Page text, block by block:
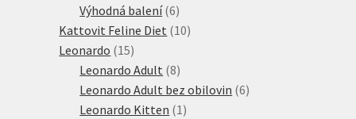
Výhodná balení 66
produktů
Kattovit Feline Diet 1010
Leonardo 1515
produktů
Leonardo Adult 88
produktů
Leonardo Adult bez obilovin 66
Leonardo Kitten 1 1